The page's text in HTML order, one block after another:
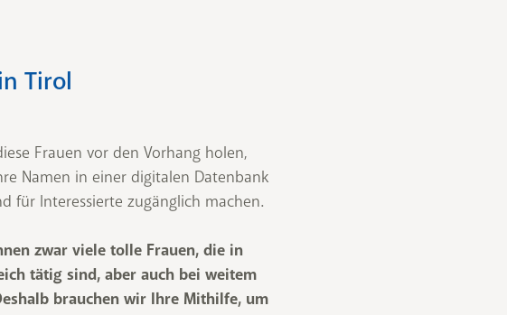
Tirol
Frauen vor den Vorhang holen,
Namen in einer digitalen Datenbank
für Interessierte zugänglich machen.
zwar viele tolle Frauen, die in
tätig sind, aber auch bei weitem
brauchen wir Ihre Mithilfe, um